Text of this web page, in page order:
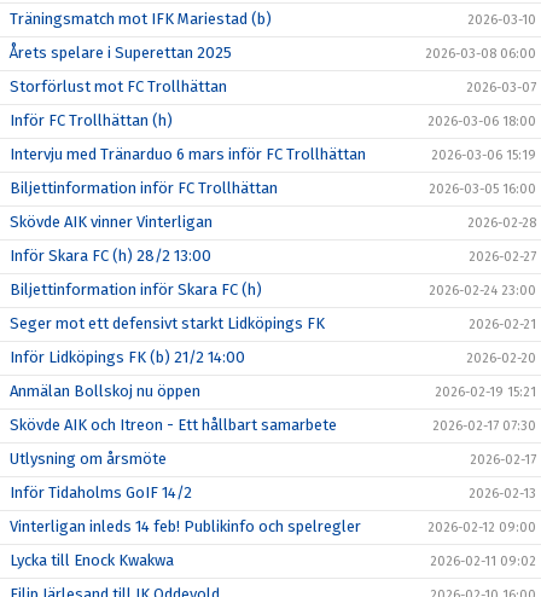
Träningsmatch mot IFK Mariestad (b) 2026-03-10
Årets spelare i Superettan 2025 2026-03-08 06:00
Storförlust mot FC Trollhättan 2026-03-07
Inför FC Trollhättan (h) 2026-03-06 18:00
Intervju med Tränarduo 6 mars inför FC Trollhättan 2026-03-06 15:19
Biljettinformation inför FC Trollhättan 2026-03-05 16:00
Skövde AIK vinner Vinterligan 2026-02-28
Inför Skara FC (h) 28/2 13:00 2026-02-27
Biljettinformation inför Skara FC (h) 2026-02-24 23:00
Seger mot ett defensivt starkt Lidköpings FK 2026-02-21
Inför Lidköpings FK (b) 21/2 14:00 2026-02-20
Anmälan Bollskoj nu öppen 2026-02-19 15:21
Skövde AIK och Itreon - Ett hållbart samarbete 2026-02-17 07:30
Utlysning om årsmöte 2026-02-17
Inför Tidaholms GoIF 14/2 2026-02-13
Vinterligan inleds 14 feb! Publikinfo och spelregler 2026-02-12 09:00
Lycka till Enock Kwakwa 2026-02-11 09:02